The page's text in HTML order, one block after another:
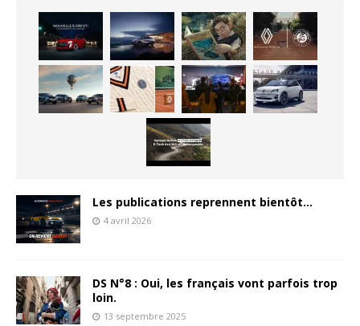
Les publications reprennent bientôt…
4 avril 2026
DS N°8 : Oui, les français vont parfois trop
loin.
13 septembre 2025